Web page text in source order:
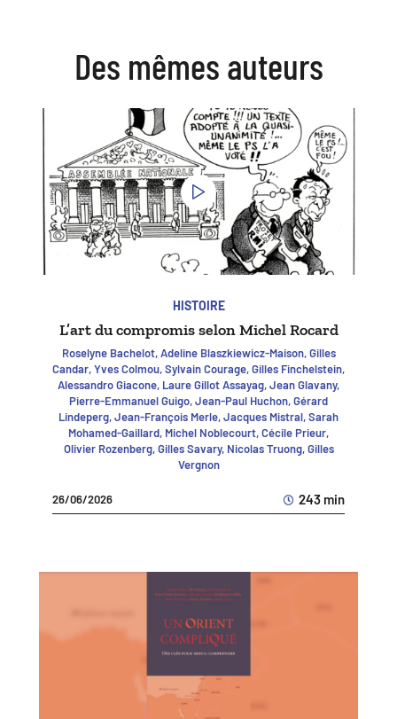
Des mêmes auteurs
HISTOIRE
L’art du compromis selon Michel Rocard
Roselyne Bachelot, Adeline Blaszkiewicz-Maison, Gilles
Candar, Yves Colmou, Sylvain Courage, Gilles Finchelstein,
Alessandro Giacone, Laure Gillot Assayag, Jean Glavany,
Pierre-Emmanuel Guigo, Jean-Paul Huchon, Gérard
Lindeperg, Jean-François Merle, Jacques Mistral, Sarah
Mohamed-Gaillard, Michel Noblecourt, Cécile Prieur,
Olivier Rozenberg, Gilles Savary, Nicolas Truong, Gilles
Vergnon
26/06/2026 243 min